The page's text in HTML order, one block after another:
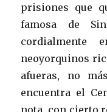
prisiones que
famosa de
cordialmente
neoyorquinos
afueras, no
encuentra el
nota, con cierto